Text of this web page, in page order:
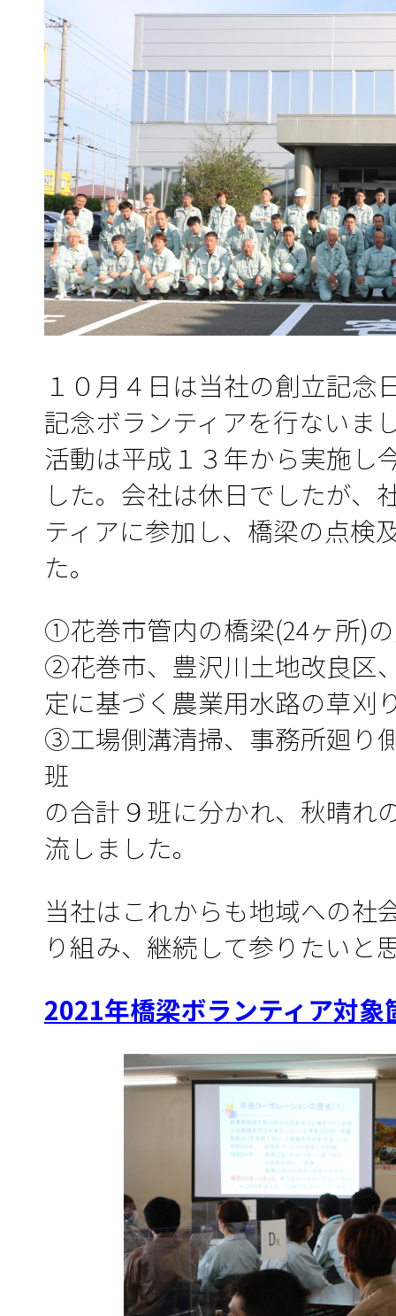
１０月４日は当社の創立記念
記念ボランティアを行ないま
活動は平成１３年から実施し
した。会社は休日でしたが、
ティアに参加し、橋梁の点検
た。
①花巻市管内の橋梁(24ヶ所)
②花巻市、豊沢川土地改良区
定に基づく農業用水路の草刈
③工場側溝清掃、事務所廻り
班
の合計９班に分かれ、秋晴れ
流しました。
当社はこれからも地域への社
り組み、継続して参りたいと
2021年橋梁ボランティア対象